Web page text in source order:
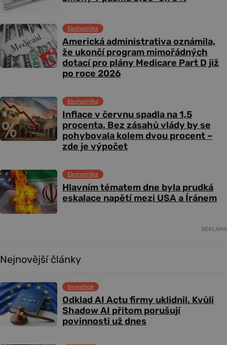
Americká administrativa oznámila,
že ukončí program mimořádných
dotací pro plány Medicare Part D již
po roce 2026
Ekonomika
Inflace v červnu spadla na 1,5
procenta. Bez zásahů vlády by se
pohybovala kolem dvou procent –
zde je výpočet
Ekonomika
Hlavním tématem dne byla prudká
eskalace napětí mezi USA a Íránem
Ekonomika
REKLAMA
Nejnovější články
Odklad AI Actu firmy uklidnil. Kvůli
Shadow AI přitom porušují
povinnosti už dnes
Investice